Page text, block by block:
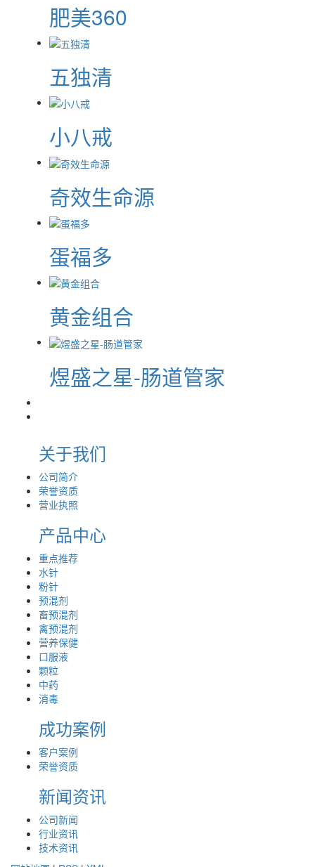
肥美360
五独清
小八戒
奇效生命源
蛋福多
黄金组合
煜盛之星-肠道管家
关于我们
公司简介
荣誉资质
营业执照
产品中心
重点推荐
水针
粉针
预混剂
畜预混剂
禽预混剂
营养保健
口服液
颗粒
中药
消毒
成功案例
客户案例
荣誉资质
新闻资讯
公司新闻
行业资讯
技术资讯